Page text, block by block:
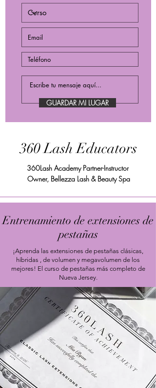
GUARDAR MI LUGAR
360 Lash Educators
360Lash Academy Partner-Instructor
Owner, Bellezza Lash & Beauty Spa
Entrenamiento de extensiones de
pestañas
¡Aprenda las extensiones de pestañas clásicas,
híbridas
, de volumen y megavolumen de los
mejores! El curso de pestañas más completo de
Nueva Jersey.